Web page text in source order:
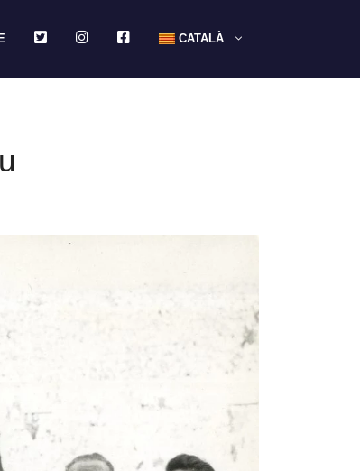
TWITTERINSTAGRAMFACEBOOKCATALÀ